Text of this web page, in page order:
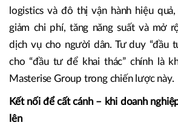
logistics và đô thị vận hành hiệu
giảm chi phí, tăng năng suất và mở
dịch vụ cho người dân. Tư duy “đầu
cho “đầu tư để khai thác” chính là
Masterise Group trong chiến lược này.
Kết nối để cất cánh – khi doanh
lên